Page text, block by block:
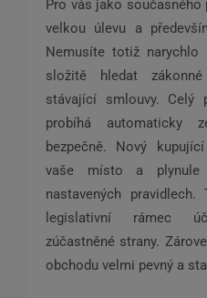
Pro vás jako
velkou úlevu a
Nemusíte totiž narychlo
složitě hledat
stávající smlouvy. Celý
probíhá automaticky
bezpečně. Nový
vaše místo a
nastavených
legislativní rámec
zúčastněné strany.
obchodu velmi pevný a